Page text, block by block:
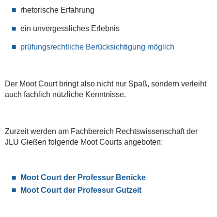
rhetorische Erfahrung
ein unvergessliches Erlebnis
prüfungsrechtliche Berücksichtigung möglich
Der Moot Court bringt also nicht nur Spaß, sondern verleiht
auch fachlich nützliche Kenntnisse.
Zurzeit werden am Fachbereich Rechtswissenschaft der
JLU Gießen folgende Moot Courts angeboten:
Moot Court der Professur Benicke
Moot Court der Professur Gutzeit